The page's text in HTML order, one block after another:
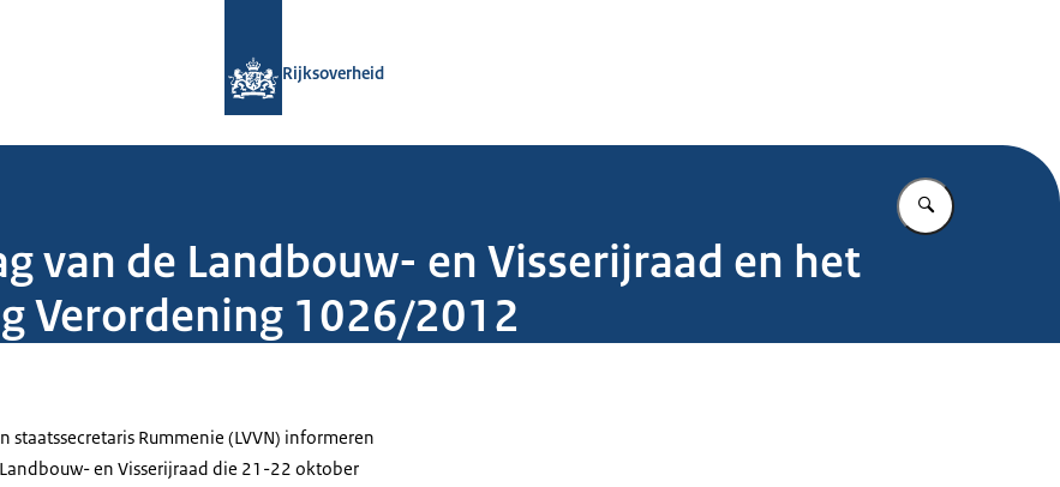
Rijksoverheid
Vul in wat u
van de Landbouw- en Visserijraad en het
Verordening 1026/2012
staatssecretaris Rummenie (LVVN) informeren
en Visserijraad die 21-22 oktober